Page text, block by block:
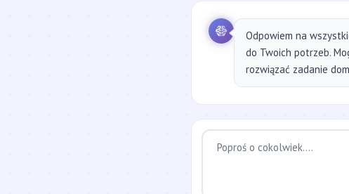
Odpowiem na
do Twoich potrzeb.
rozwiązać zadanie